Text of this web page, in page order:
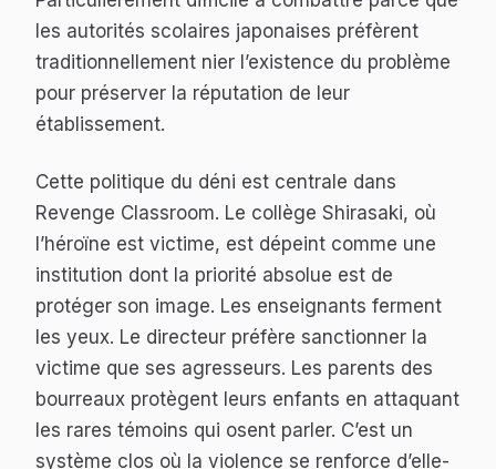
les autorités scolaires japonaises préfèrent
traditionnellement nier l’existence du problème
pour préserver la réputation de leur
établissement.
Cette politique du déni est centrale dans
Revenge Classroom. Le collège Shirasaki, où
l’héroïne est victime, est dépeint comme une
institution dont la priorité absolue est de
protéger son image. Les enseignants ferment
les yeux. Le directeur préfère sanctionner la
victime que ses agresseurs. Les parents des
bourreaux protègent leurs enfants en attaquant
les rares témoins qui osent parler. C’est un
système clos où la violence se renforce d’elle-